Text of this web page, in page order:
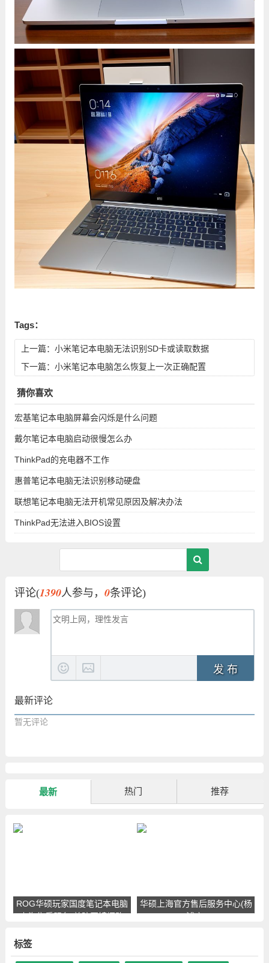
Tags：
上一篇： 小米笔记本电脑无法识别SD卡或读取数据
下一篇： 小米笔记本电脑怎么恢复上一次正确配置
猜你喜欢
宏基笔记本电脑屏幕会闪烁是什么问题
戴尔笔记本电脑启动很慢怎么办
ThinkPad的充电器不工作
惠普笔记本电脑无法识别移动硬盘
联想笔记本电脑无法开机常见原因及解决办法
ThinkPad无法进入BIOS设置
评论(1390人参与， 0条评论)
发 布
最新评论
暂无评论
最新 热门 推荐
ROG华硕玩家国度笔记本电脑
上海售后服务(普陀区镇坪路
华硕上海官方售后服务中心(杨
浦店)
标签